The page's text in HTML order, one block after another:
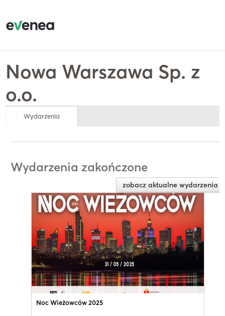
Nowa Warszawa Sp. z
o.o.
Wydarzenia
Wydarzenia zakończone
zobacz aktualne wydarzenia
Noc Wieżowców 2025